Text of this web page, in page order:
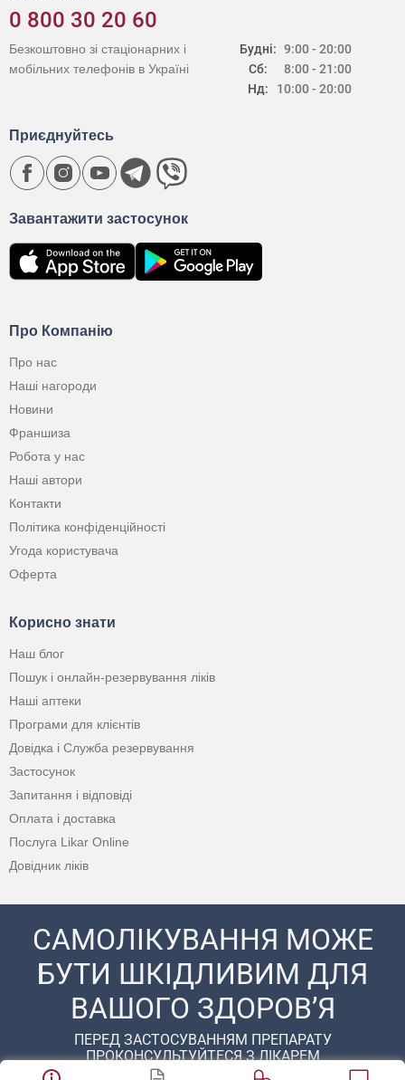
0 800 30 20 60
Будні:
Сб:
Нд:
9:00 - 20:00
8:00 - 21:00
10:00 - 20:00
Безкоштовно зі стаціонарних і
мобільних телефонів в Україні
Про Компанію
Про нас
Наші нагороди
Новини
Франшиза
Робота у нас
Наші автори
Контакти
Політика конфіденційності
Угода користувача
Оферта
Корисно знати
Наш блог
Пошук і онлайн-резервування ліків
Наші аптеки
Програми для клієнтів
Довідка і Служба резервування
Застосунок
Запитання і відповіді
Оплата і доставка
Послуга Likar Online
Довідник ліків
Завантажити застосунок
Приєднуйтесь
САМОЛІКУВАННЯ МОЖЕ
БУТИ ШКІДЛИВИМ ДЛЯ
ВАШОГО ЗДОРОВ’Я
ПЕРЕД ЗАСТОСУВАННЯМ ПРЕПАРАТУ
ПРОКОНСУЛЬТУЙТЕСЯ З ЛІКАРЕМ